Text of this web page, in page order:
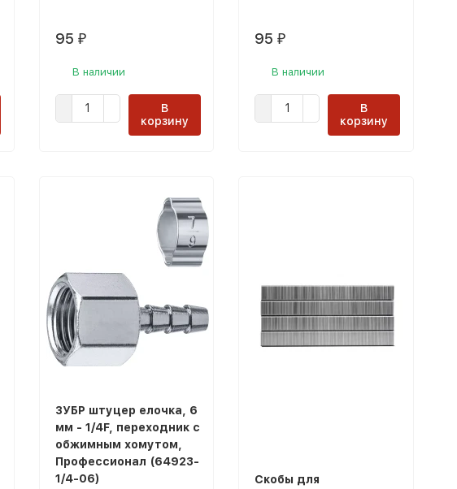
95 ₽
В наличии
В
корзину
95 ₽
В наличии
В
корзину
ЗУБР штуцер елочка, 6
мм - 1/4F, переходник с
обжимным хомутом,
Профессионал (64923-
1/4-06)
Скобы для